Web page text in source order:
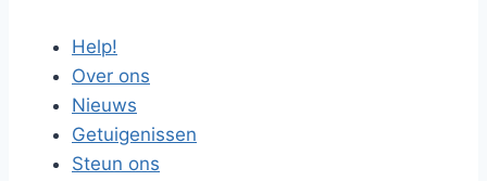
Help!
Over ons
Nieuws
Getuigenissen
Steun ons